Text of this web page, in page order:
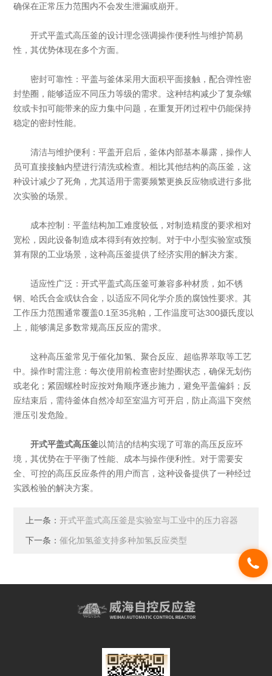
确保在正常压力范围内不会发生泄漏或崩开。
开式平盖式高压釜的设计理念强调操作便利性与维护简易
性，其优势体现在多个方面。
密封可靠性：平盖与釜体采用大面积平面接触，配合弹性密
封垫圈，能够适应不同压力等级的需求。这种结构减少了复杂螺
纹或卡扣可能带来的应力集中问题，在重复开闭过程中仍能保持
稳定的密封性能。
清洁与维护便利：平盖开启后，釜体内部基本暴露，操作人
员可直接接触内壁进行清洗或检查。相比其他结构的高压釜，这
种设计减少了死角，尤其适用于需要频繁更换反应物或进行多批
次实验的场景。
成本控制：平盖结构加工难度较低，对制造精度的要求相对
宽松，因此设备制造成本得到有效控制。对于中小型实验室或预
算有限的工业场景，这种高压釜提供了经济实用的解决方案。
适应性广泛：开式平盖式高压釜可兼容多种材质，如不锈
钢、哈氏合金或钛合金，以适应不同化学介质的腐蚀性要求。其
工作压力范围通常覆盖0.1至35兆帕，工作温度可达300摄氏度以
上，能够满足多数常规高压反应的需求。
这种高压釜常见于催化加氢、聚合反应、超临界萃取等工艺
中。操作时需注意：每次使用前检查密封垫圈状态，确保无划伤
或老化；紧固螺栓时应按对角顺序逐步施力，避免平盖偏斜；反
应结束后，需待釜体自然冷却至室温方可开启，防止高温下突然
泄压引发危险。
开式平盖式高压釜以简洁的结构实现了可靠的高压反应环
境，其优势在于平衡了性能、成本与操作便利性。对于需要安
全、可控的高压反应条件的用户而言，这种设备提供了一种经过
实践检验的解决方案。
上一条：开式平盖式高压釜是实验室与工业中的压力容器
下一条：催化加氢釜支持多种加氢反应类型